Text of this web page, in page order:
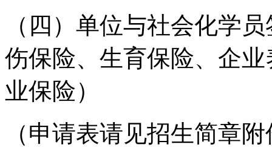
（四）单位与社会化学
伤保险、生育保险、企
业保险）
（申请表请见招生简章